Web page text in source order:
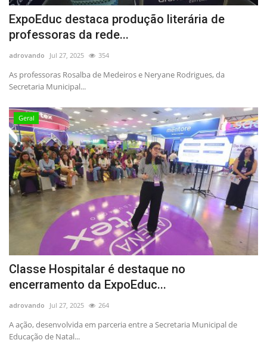
ExpoEduc destaca produção literária de
professoras da rede...
adrovando Jul 27, 2025 354
As professoras Rosalba de Medeiros e Neryane Rodrigues, da
Secretaria Municipal...
Geral
Classe Hospitalar é destaque no
encerramento da ExpoEduc...
adrovando Jul 27, 2025 264
A ação, desenvolvida em parceria entre a Secretaria Municipal de
Educação de Natal...